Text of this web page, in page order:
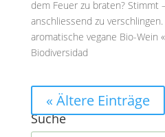
dem Feuer zu braten? Stimmt
anschliessend zu
aromatische vegane Bio-Wein
Biodiversidad
« Ältere Einträge
Suche